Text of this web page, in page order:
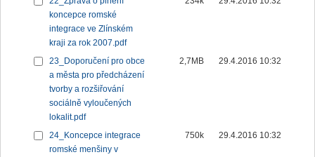
koncepce romské
integrace ve Zlínském
kraji za rok 2007.pdf
23_Doporučení pro obce
a města pro předcházení
tvorby a rozšiřování
sociálně vyloučených
lokalit.pdf
2,7MB 29.4.2016 10:32
24_Koncepce integrace
romské menšiny v
750k 29.4.2016 10:32